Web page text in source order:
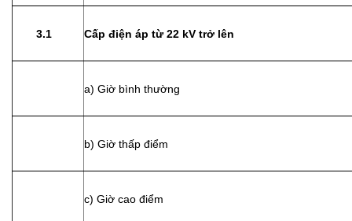
3.1 Cấp điện áp từ 22 kV trở lên
a) Giờ bình thường
b) Giờ thấp điểm
c) Giờ cao điểm